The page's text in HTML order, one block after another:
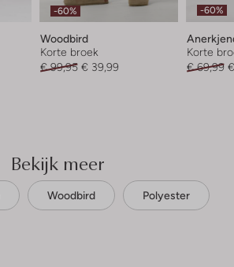
-60%
Woodbird
Korte broek
€ 99,95 € 39,99
-60%
Korte
€ 69,99
Bekijk meer
Woodbird Polyester